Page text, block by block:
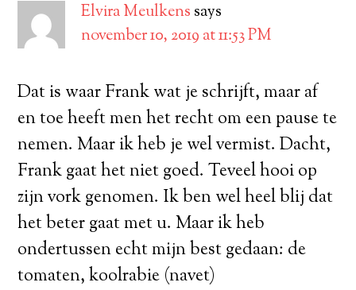
Elvira Meulkens says
november 10, 2019 at 11:53 PM
Dat is waar Frank wat je schrijft, maar af
en toe heeft men het recht om een pause te
nemen. Maar ik heb je wel vermist. Dacht,
Frank gaat het niet goed. Teveel hooi op
zijn vork genomen. Ik ben wel heel blij dat
het beter gaat met u. Maar ik heb
ondertussen echt mijn best gedaan: de
tomaten, koolrabie (navet)